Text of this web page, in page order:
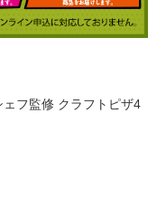
フ監修 クラフトピザ4